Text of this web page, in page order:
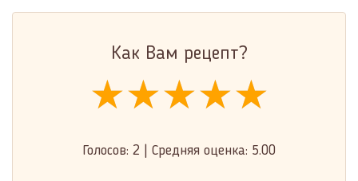
Как Вам рецепт?
★★★★★
★★★★★
★★★★★
Голосов: 2 Средняя оценка: 5.00